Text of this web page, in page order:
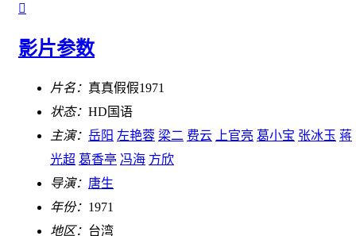

影片参数
片名： 真真假假1971
状态： HD国语
主演： 岳阳 左艳蓉 梁二 费云 上官亮 葛小宝 张冰玉 蒋
光超 葛香亭 冯海 方欣
导演： 唐生
年份： 1971
地区： 台湾